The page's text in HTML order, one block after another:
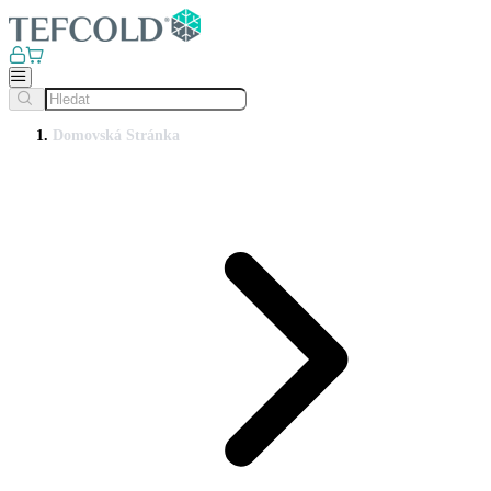
Domovská Stránka